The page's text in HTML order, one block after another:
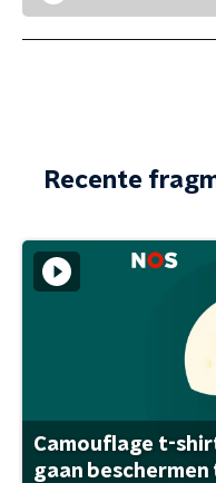
Recente
Camouflage t-
gaan beschermen